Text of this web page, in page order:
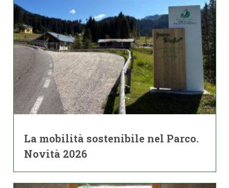
La mobilità sostenibile nel Parco.
Novità 2026